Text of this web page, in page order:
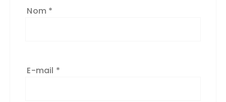
Nom *
E-mail *